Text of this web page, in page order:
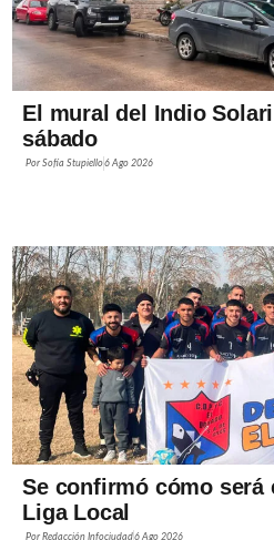
El mural del Indio
sábado
PorSofía Stupiello6 Ago 2026
Se confirmó cómo será
Liga Local
PorRedacción Infociudad6 Ago 2026